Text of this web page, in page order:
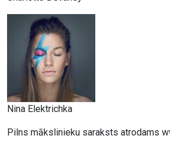
Nina Elektrichka
Pilns mākslinieku saraksts atrodams